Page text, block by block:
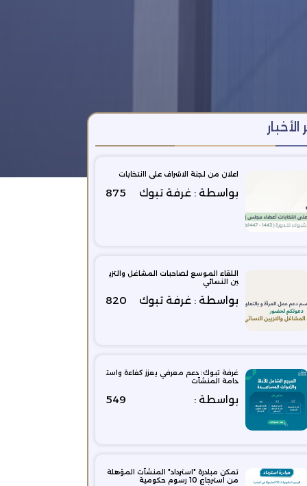
الأخبار
اعلان من لجنة الاشراف على اانتخابات
بواسطة : غرفة تبوك 875
اللقاء الموسع لصاحبات المشاغل والتزي
ين النسائي
بواسطة : غرفة تبوك 820
غرفة تبوك: دعم معرفي يعزز كفاءة واست
دامة المنشآت
بواسطة : 549
تمكن مبادرة "استرداد" المنشآت المؤهلة
من استرجاع 10 رسوم حكومية